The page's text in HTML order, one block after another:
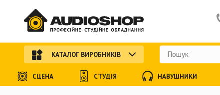
КАТАЛОГ ВИРОБНИКІВ
СЦЕНА СТУДІЯ НАВУШНИКИ